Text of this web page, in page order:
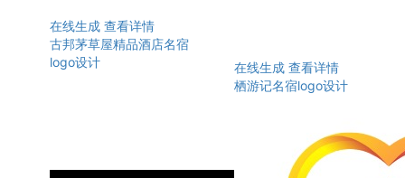
在线生成 查看详情
古邦茅草屋精品酒店名宿
logo设计
在线生成 查看详情
栖游记名宿logo设计